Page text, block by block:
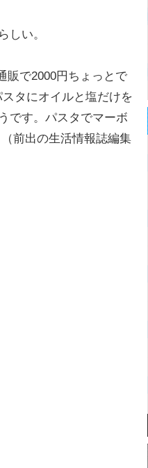
しい。
販で2000円ちょっとで
タにオイルと塩だけを
です。パスタでマーボ
前出の生活情報誌編集